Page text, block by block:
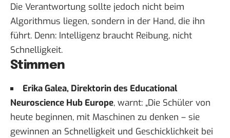
Die Verantwortung sollte jedoch nicht beim
Algorithmus liegen, sondern in der Hand, die ihn
führt. Denn: Intelligenz braucht Reibung, nicht
Schnelligkeit.
Stimmen
Erika Galea, Direktorin des Educational
Neuroscience Hub Europe, warnt: „Die Schüler von
heute beginnen, mit Maschinen zu denken – sie
gewinnen an Schnelligkeit und Geschicklichkeit bei